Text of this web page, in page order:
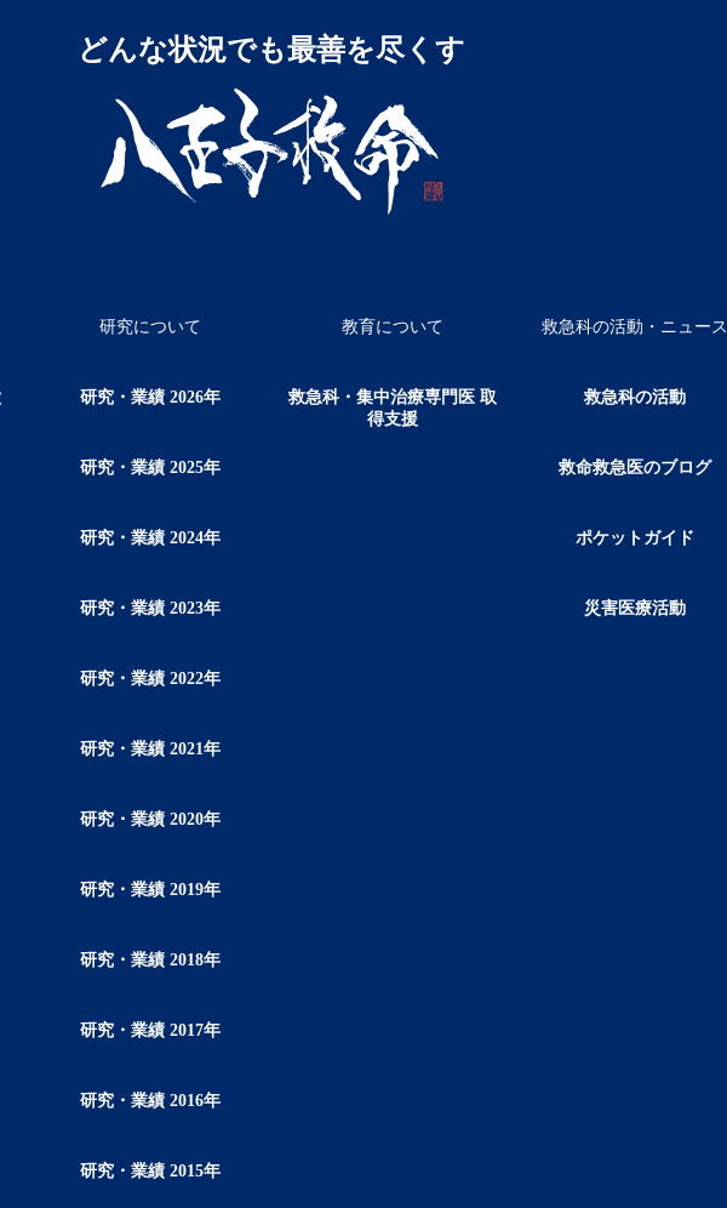
どんな状況でも最善を尽くす
研究について
研究・業績 2026年
研究・業績 2025年
研究・業績 2024年
研究・業績 2023年
研究・業績 2022年
研究・業績 2021年
研究・業績 2020年
研究・業績 2019年
研究・業績 2018年
研究・業績 2017年
研究・業績 2016年
研究・業績 2015年
教育について
救急科・集中治療専門医 取
得支援
救急科の活動・ニュース
救急科の活動
救命救急医のブログ
ポケットガイド
災害医療活動